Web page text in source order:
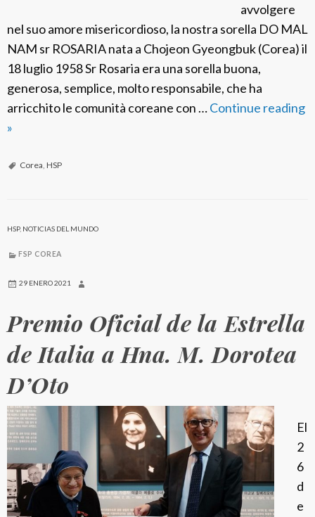
avvolgere
nel suo amore misericordioso, la nostra sorella DO MAL
NAM sr ROSARIA nata a Chojeon Gyeongbuk (Corea) il
18 luglio 1958 Sr Rosaria era una sorella buona,
generosa, semplice, molto responsabile, che ha
arricchito le comunità coreane con …Continue reading
F
P
r
:
r
o
s
a
r
i
a
D
o
»
Corea, HSP
HSP, NOTICIAS DEL MUNDO
FSP COREA
29 ENERO 2021
Premio Oficial de la Estrella
de Italia a Hna. M. Dorotea
D’Oto
El
2
6
d
e